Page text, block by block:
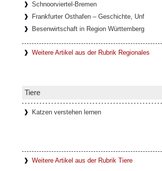
Schnoorviertel-Bremen
Frankfurter Osthafen – Geschichte, Unf
Besenwirtschaft in Region Württemberg
Weitere Artikel aus der Rubrik Regionales
Tiere
Katzen verstehen lernen
Weitere Artikel aus der Rubrik Tiere